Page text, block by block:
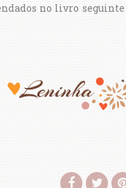
no livro seguinte